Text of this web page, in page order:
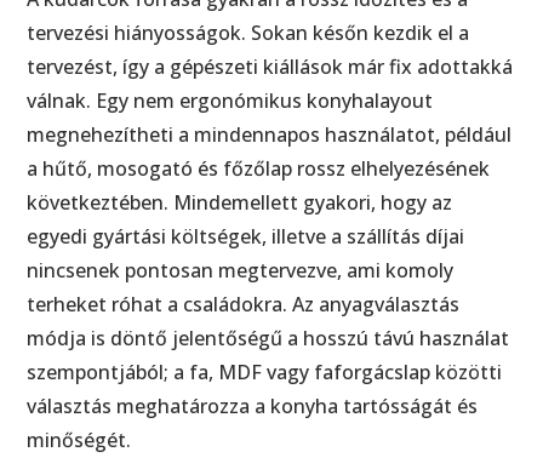
tervezési hiányosságok. Sokan későn kezdik el a
tervezést, így a gépészeti kiállások már fix adottakká
válnak. Egy nem ergonómikus konyhalayout
megnehezítheti a mindennapos használatot, például
a hűtő, mosogató és főzőlap rossz elhelyezésének
következtében. Mindemellett gyakori, hogy az
egyedi gyártási költségek, illetve a szállítás díjai
nincsenek pontosan megtervezve, ami komoly
terheket róhat a családokra. Az anyagválasztás
módja is döntő jelentőségű a hosszú távú használat
szempontjából; a fa, MDF vagy faforgácslap közötti
választás meghatározza a konyha tartósságát és
minőségét.